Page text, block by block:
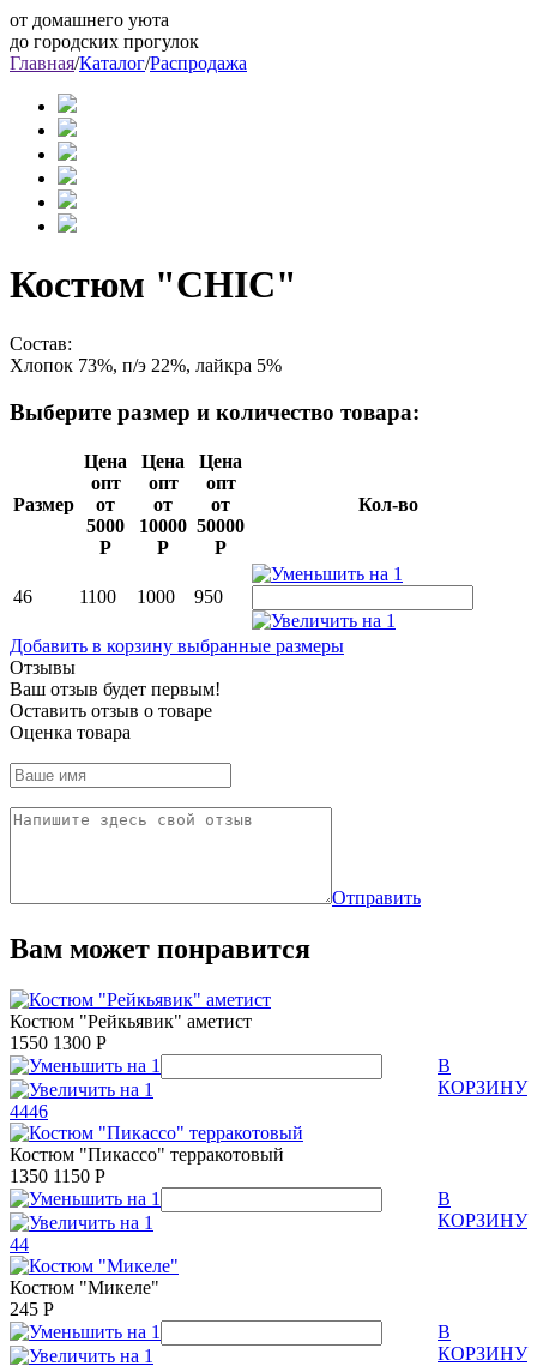
от домашнего уюта
до городских прогулок
Главная/Каталог/Распродажа
Костюм "CHIC"
Состав:
Хлопок 73%, п/э 22%, лайкра 5%
Выберите размер и количество товара:
Размер
Цена
опт
от
5000
Р
Цена
опт
от
10000
Р
Цена
опт
от
50000
Р
Кол-во
46 1100 1000 950
Добавить в корзину выбранные размеры
Отзывы
Ваш отзыв будет первым!
Оставить отзыв о товаре
Оценка товара
Отправить
Вам может понравится
Костюм "Рейкьявик" аметист
1550 1300 Р
В
КОРЗИНУ
4446
Костюм "Пикассо" терракотовый
1350 1150 Р
В
КОРЗИНУ
44
Костюм "Микеле"
245 Р
В
КОРЗИНУ